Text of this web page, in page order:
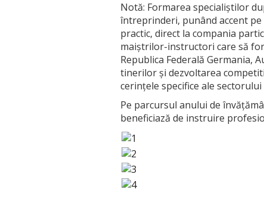
Notă: Formarea specialiștilor
întreprinderi, punând accent
practic, direct la compania
maiștrilor-instructori care să
Republica Federală Germania,
tinerilor și dezvoltarea
cerințele specifice ale
Pe parcursul anului de
beneficiază de instruire